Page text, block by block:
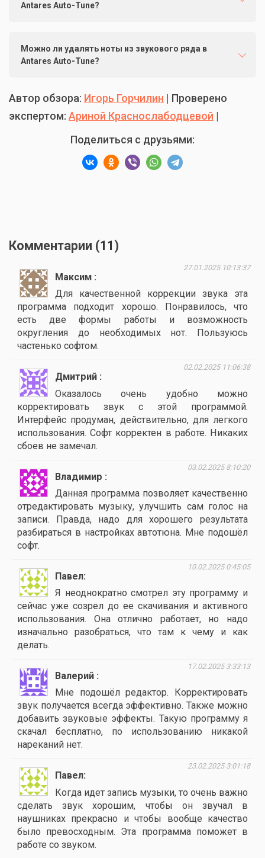
Antares Auto-Tune?
Можно ли удалять ноты из звукового ряда в
Antares Auto-Tune?
Автор обзора: Игорь Горчилин | Проверено
экспертом: Ариной Краснослабодцевой |
Поделиться с друзьями:
Комментарии (11 )
Максим
27.01.2025 10:13:37
Для качественной коррекции звука эта
программа подходит хорошо. Понравилось, что
есть две формы работы и возможность
округления до необходимых нот. Пользуюсь
частенько софтом.
Дмитрий
02.02.2025 11:06:38
Оказалось очень удобно можно
корректировать звук с этой программой.
Интерфейс продуман, действительно, для легкого
использования. Софт корректен в работе. Никаких
сбоев не замечал.
Владимир
03.02.2025 8:10:20
Данная программа позволяет качественно
отредактировать музыку, улучшить сам голос на
записи. Правда, надо для хорошего результата
разбираться в настройках автотюна. Мне подошёл
софт.
Павел
10.02.2025 0:45:05
Я неоднократно смотрел эту программу и
сейчас уже созрел до ее скачивания и активного
использования. Она отлично работает, но надо
изначально разобраться, что там к чему и как
делать.
Валерий
17.02.2025 3:33:13
Мне подошёл редактор. Корректировать
звук получается всегда эффективно. Также можно
добавить звуковые эффекты. Такую программу я
скачал бесплатно, по использованию никакой
нареканий нет.
Павел
23.02.2025 3:01:18
Когда идет запись музыки, то очень важно
сделать звук хорошим, чтобы он звучал в
наушниках прекрасно и чтобы вообще качество
было превосходным. Эта программа поможет в
работе со звуком.